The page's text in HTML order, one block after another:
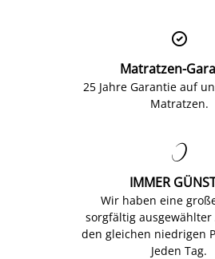

Matratzen-
25 Jahre Garantie auf
Matratzen.

IMMER
Wir haben eine
sorgfältig
den gleichen niedrigen
Jeden Tag.